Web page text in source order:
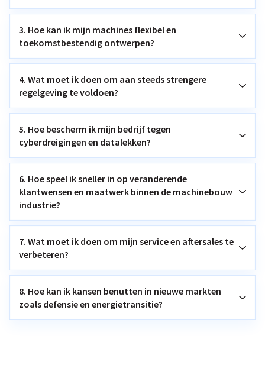
3. Hoe kan ik mijn machines flexibel en
toekomstbestendig ontwerpen?
4. Wat moet ik doen om aan steeds strengere
regelgeving te voldoen?
5. Hoe bescherm ik mijn bedrijf tegen
cyberdreigingen en datalekken?
6. Hoe speel ik sneller in op veranderende
klantwensen en maatwerk binnen de machinebouw
industrie?
7. Wat moet ik doen om mijn service en aftersales te
verbeteren?
8. Hoe kan ik kansen benutten in nieuwe markten
zoals defensie en energietransitie?